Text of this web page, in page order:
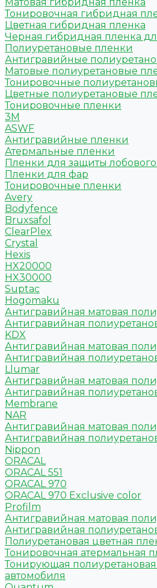
Тонировочная гибридная
Цветная гибридная пленка
Черная гибридная пленка
Полиуретановые пленки
Антигравийные
Матовые полиуретановые
Тонировочные
Цветные полиуретановые
Тонировочные пленки
3M
ASWF
Антигравийные пленки
Атермальные пленки
Пленки для защиты лобового
Пленки для фар
Тонировочные пленки
Avery
Bodyfence
Bruxsafol
ClearPlex
Crystal
Hexis
HX20000
HX30000
Suptac
Hogomaku
Антигравийная матовая
Антигравийная
KDX
Антигравийная матовая
Антигравийная
Llumar
Антигравийная матовая
Антигравийная
Membrane
NAR
Антигравийная матовая
Антигравийная
Nippon
ORACAL
ORACAL 551
ORACAL 970
ORACAL 970 Exclusive color
Profilm
Антигравийная матовая
Антигравийная
Полиуретановая цветная
Тонировочная атермальная
Тонирующая
автомобиля